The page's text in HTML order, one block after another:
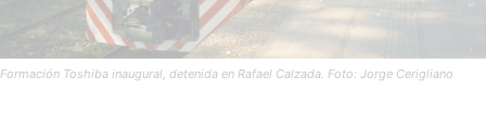
Formación Toshiba inaugural, detenida en Rafael Calzada. Foto: Jorge Cerigliano